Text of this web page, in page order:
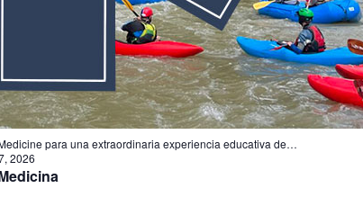
para una extraordinaria experiencia educativa de…
2026